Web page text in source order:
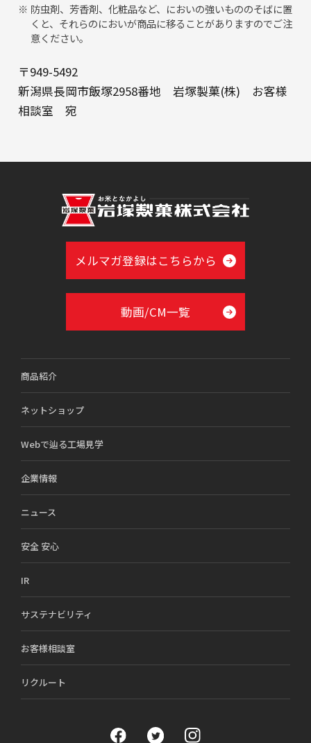
防虫剤、芳香剤、化粧品など、においの強いもののそばに置
くと、それらのにおいが商品に移ることがありますのでご注
意ください。
〒949-5492
新潟県長岡市飯塚2958番地 岩塚製菓(株) お客様
相談室 宛
メルマガ登録はこちらから
動画/CM一覧
商品紹介
ネットショップ
Webで辿る工場見学
企業情報
ニュース
安全 安心
IR
サステナビリティ
お客様相談室
リクルート